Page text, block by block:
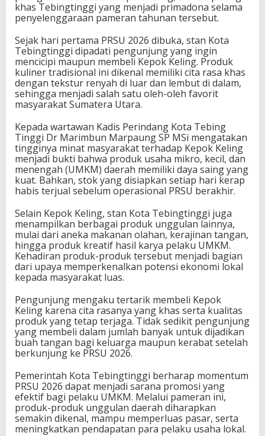
khas Tebingtinggi yang menjadi primadona selama
penyelenggaraan pameran tahunan tersebut.
Sejak hari pertama PRSU 2026 dibuka, stan Kota
Tebingtinggi dipadati pengunjung yang ingin
mencicipi maupun membeli Kepok Keling. Produk
kuliner tradisional ini dikenal memiliki cita rasa khas
dengan tekstur renyah di luar dan lembut di dalam,
sehingga menjadi salah satu oleh-oleh favorit
masyarakat Sumatera Utara.
Kepada wartawan Kadis Perindang Kota Tebing
Tinggi Dr Marimbun Marpaung SP MSi mengatakan
tingginya minat masyarakat terhadap Kepok Keling
menjadi bukti bahwa produk usaha mikro, kecil, dan
menengah (UMKM) daerah memiliki daya saing yang
kuat. Bahkan, stok yang disiapkan setiap hari kerap
habis terjual sebelum operasional PRSU berakhir.
Selain Kepok Keling, stan Kota Tebingtinggi juga
menampilkan berbagai produk unggulan lainnya,
mulai dari aneka makanan olahan, kerajinan tangan,
hingga produk kreatif hasil karya pelaku UMKM.
Kehadiran produk-produk tersebut menjadi bagian
dari upaya memperkenalkan potensi ekonomi lokal
kepada masyarakat luas.
Pengunjung mengaku tertarik membeli Kepok
Keling karena cita rasanya yang khas serta kualitas
produk yang tetap terjaga. Tidak sedikit pengunjung
yang membeli dalam jumlah banyak untuk dijadikan
buah tangan bagi keluarga maupun kerabat setelah
berkunjung ke PRSU 2026.
Pemerintah Kota Tebingtinggi berharap momentum
PRSU 2026 dapat menjadi sarana promosi yang
efektif bagi pelaku UMKM. Melalui pameran ini,
produk-produk unggulan daerah diharapkan
semakin dikenal, mampu memperluas pasar, serta
meningkatkan pendapatan para pelaku usaha lokal.